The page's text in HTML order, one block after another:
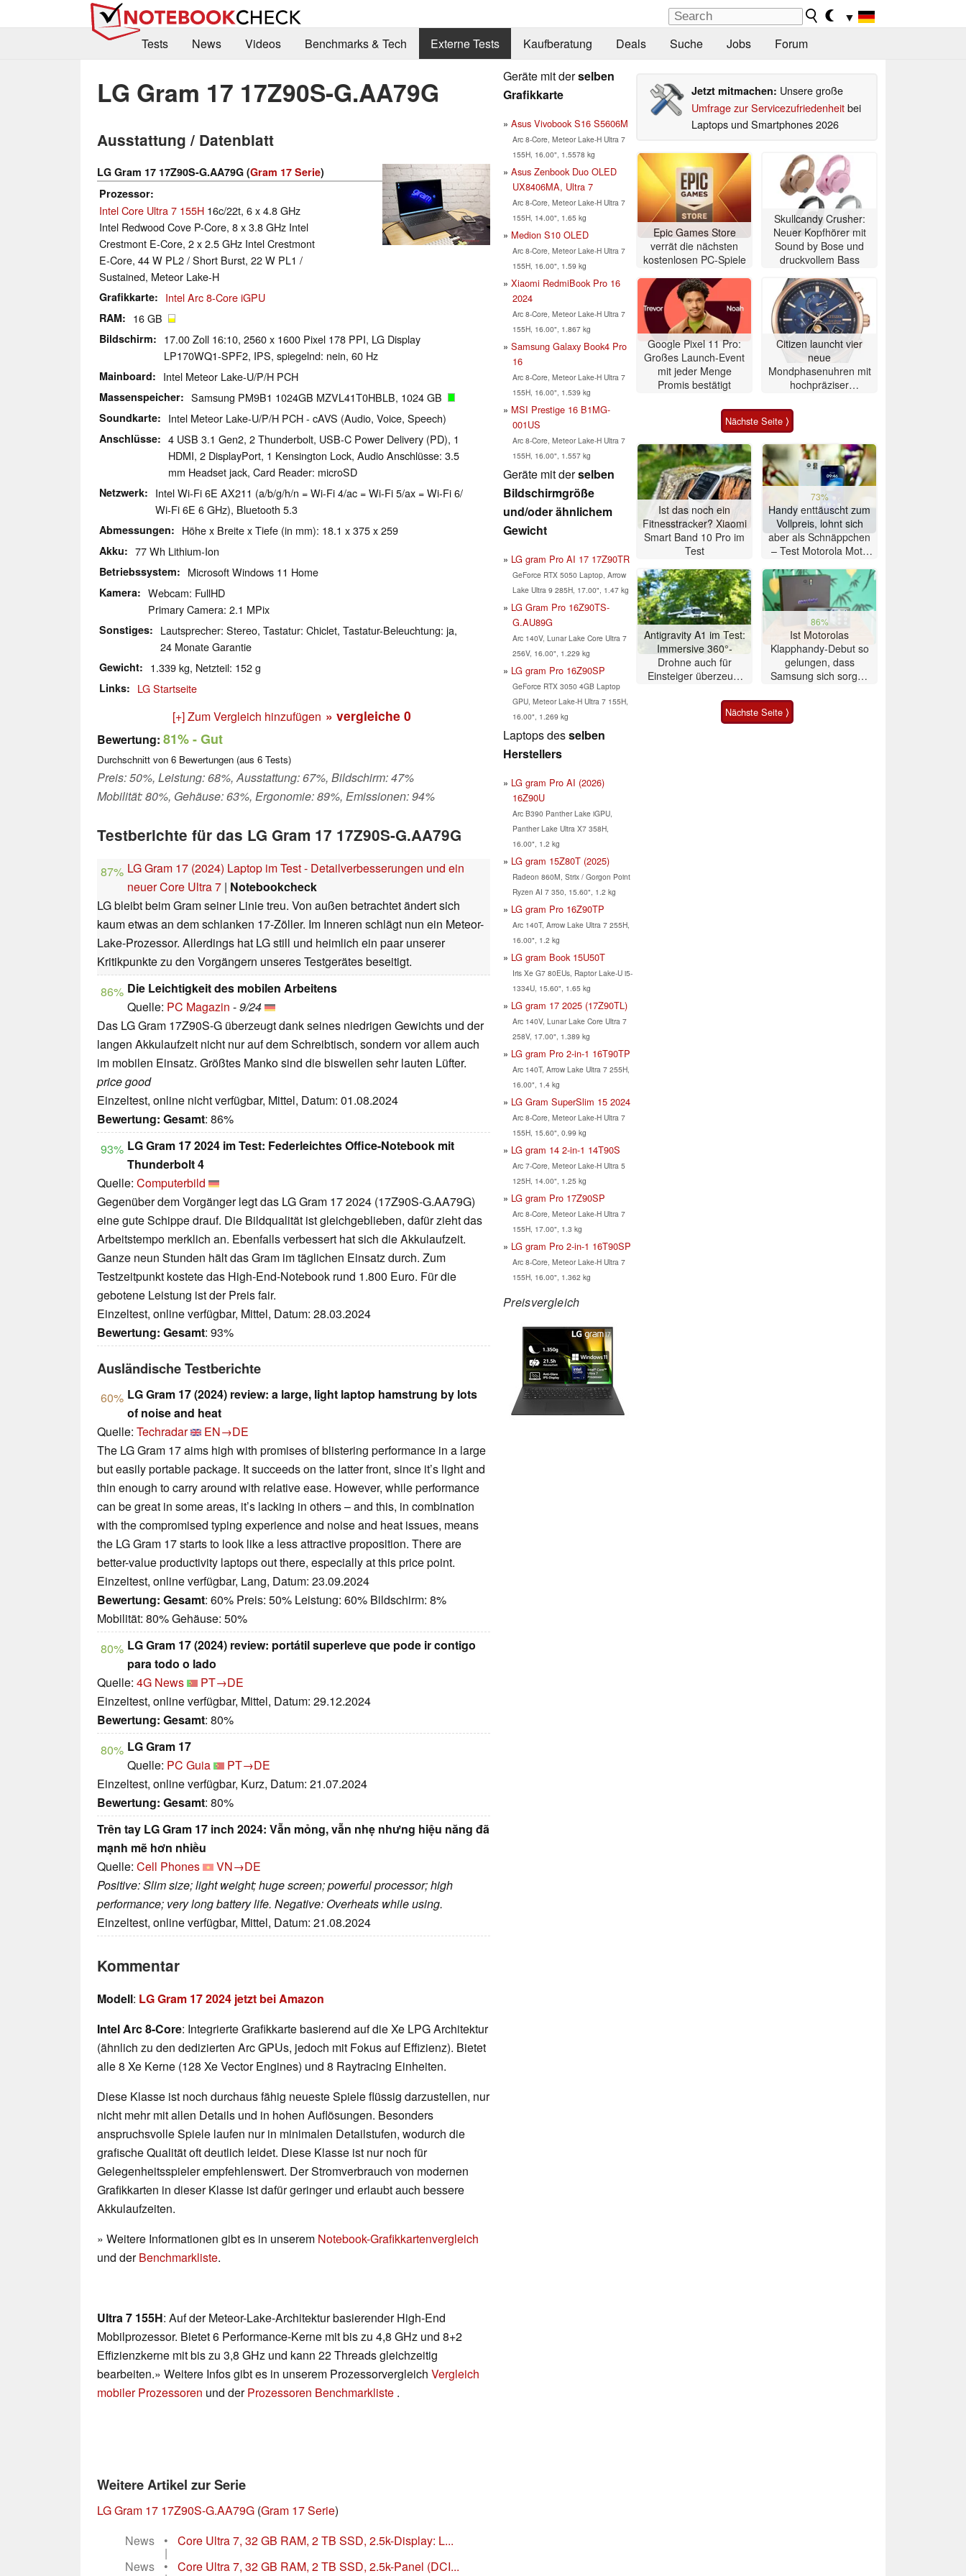
▼
Tests
News Videos Benchmarks & Tech Externe Tests Kaufberatung Deals Suche Jobs Forum
LG Gram 17 17Z90S-G.AA79G
Ausstattung / Datenblatt
LG Gram 17 17Z90S-G.AA79G (Gram 17 Serie)
Prozessor
Intel Core Ultra 7 155H 16c/22t, 6 x 4.8 GHz
Intel Redwood Cove P-Core, 8 x 3.8 GHz Intel
Crestmont E-Core, 2 x 2.5 GHz Intel Crestmont
E-Core, 44 W PL2 / Short Burst, 22 W PL1 /
Sustained, Meteor Lake-H
Grafikkarte Intel Arc 8-Core iGPU
RAM 16 GB
Bildschirm
17.00 Zoll 16:10, 2560 x 1600 Pixel 178 PPI, LG Display
LP170WQ1-SPF2, IPS, spiegelnd: nein, 60 Hz
Mainboard Intel Meteor Lake-U/P/H PCH
Massenspeicher Samsung PM9B1 1024GB MZVL41T0HBLB, 1024 GB
Soundkarte Intel Meteor Lake-U/P/H PCH - cAVS (Audio, Voice, Speech)
Anschlüsse
4 USB 3.1 Gen2, 2 Thunderbolt, USB-C Power Delivery (PD), 1
HDMI, 2 DisplayPort, 1 Kensington Lock, Audio Anschlüsse: 3.5
mm Headset jack, Card Reader: microSD
Netzwerk
Intel Wi-Fi 6E AX211 (a/b/g/h/n = Wi-Fi 4/ac = Wi-Fi 5/ax = Wi-Fi 6/
Wi-Fi 6E 6 GHz), Bluetooth 5.3
Abmessungen Höhe x Breite x Tiefe (in mm): 18.1 x 375 x 259
Akku 77 Wh Lithium-Ion
Betriebssystem Microsoft Windows 11 Home
Kamera
Webcam: FullHD
Primary Camera: 2.1 MPix
Sonstiges
Lautsprecher: Stereo, Tastatur: Chiclet, Tastatur-Beleuchtung: ja,
24 Monate Garantie
Gewicht 1.339 kg, Netzteil: 152 g
Links LG Startseite
[+] Zum Vergleich hinzufügen » vergleiche 0
Bewertung: 81%- Gut
Durchschnitt von 6 Bewertungen (aus 6 Tests)
Preis: 50%, Leistung: 68%, Ausstattung: 67%, Bildschirm: 47%
Mobilität: 80%, Gehäuse: 63%, Ergonomie: 89%, Emissionen: 94%
Testberichte für das LG Gram 17 17Z90S-G.AA79G
87% LG Gram 17 (2024) Laptop im Test - Detailverbesserungen und ein
neuer Core Ultra 7 | Notebookcheck
LG bleibt beim Gram seiner Linie treu. Von außen betrachtet ändert sich
kaum etwas an dem schlanken 17-Zöller. Im Inneren schlägt nun ein Meteor-
Lake-Prozessor. Allerdings hat LG still und heimlich ein paar unserer
Kritikpunkte zu den Vorgängern unseres Testgerätes beseitigt.
86% Die Leichtigkeit des mobilen Arbeitens
Quelle: PC Magazin -9/24
Das LG Gram 17Z90S-G überzeugt dank seines niedrigen Gewichts und der
langen Akkulaufzeit nicht nur auf dem Schreibtisch, sondern vor allem auch
im mobilen Einsatz. Größtes Manko sind die bisweilen sehr lauten Lüfter.
price good
Einzeltest, online nicht verfügbar, Mittel, Datum: 01.08.2024
Bewertung: Gesamt: 86%
93% LG Gram 17 2024 im Test: Federleichtes Office-Notebook mit
Thunderbolt 4
Quelle: Computerbild
Gegenüber dem Vorgänger legt das LG Gram 17 2024 (17Z90S-G.AA79G)
eine gute Schippe drauf. Die Bildqualität ist gleichgeblieben, dafür zieht das
Arbeitstempo merklich an. Ebenfalls verbessert hat sich die Akkulaufzeit.
Ganze neun Stunden hält das Gram im täglichen Einsatz durch. Zum
Testzeitpunkt kostete das High-End-Notebook rund 1.800 Euro. Für die
gebotene Leistung ist der Preis fair.
Einzeltest, online verfügbar, Mittel, Datum: 28.03.2024
Bewertung: Gesamt: 93%
Ausländische Testberichte
60% LG Gram 17 (2024) review: a large, light laptop hamstrung by lots
of noise and heat
Quelle: Techradar
EN→DE
The LG Gram 17 aims high with promises of blistering performance in a large
but easily portable package. It succeeds on the latter front, since it’s light and
thin enough to carry around with relative ease. However, while performance
can be great in some areas, it’s lacking in others – and this, in combination
with the compromised typing experience and noise and heat issues, means
the LG Gram 17 starts to look like a less attractive proposition. There are
better-value productivity laptops out there, especially at this price point.
Einzeltest, online verfügbar, Lang, Datum: 23.09.2024
Bewertung: Gesamt: 60% Preis: 50% Leistung: 60% Bildschirm: 8%
Mobilität: 80% Gehäuse: 50%
80% LG Gram 17 (2024) review: portátil superleve que pode ir contigo
para todo o lado
Quelle: 4G News
PT→DE
Einzeltest, online verfügbar, Mittel, Datum: 29.12.2024
Bewertung: Gesamt: 80%
80% LG Gram 17
Quelle: PC Guia
PT→DE
Einzeltest, online verfügbar, Kurz, Datum: 21.07.2024
Bewertung: Gesamt: 80%
Trên tay LG Gram 17 inch 2024: Vẫn mỏng, vẫn nhẹ nhưng hiệu năng đã
mạnh mẽ hơn nhiều
Quelle: Cell Phones
VN→DE
Positive: Slim size; light weight; huge screen; powerful processor; high
performance; very long battery life. Negative: Overheats while using.
Einzeltest, online verfügbar, Mittel, Datum: 21.08.2024
Kommentar
Modell: LG Gram 17 2024 jetzt bei Amazon
Intel Arc 8-Core: Integrierte Grafikkarte basierend auf die Xe LPG Architektur
(ähnlich zu den dedizierten Arc GPUs, jedoch mit Fokus auf Effizienz). Bietet
alle 8 Xe Kerne (128 Xe Vector Engines) und 8 Raytracing Einheiten.
Diese Klasse ist noch durchaus fähig neueste Spiele flüssig darzustellen, nur
nicht mehr mit allen Details und in hohen Auflösungen. Besonders
anspruchsvolle Spiele laufen nur in minimalen Detailstufen, wodurch die
grafische Qualität oft deutlich leidet. Diese Klasse ist nur noch für
Gelegenheitsspieler empfehlenswert. Der Stromverbrauch von modernen
Grafikkarten in dieser Klasse ist dafür geringer und erlaubt auch bessere
Akkulaufzeiten.
» Weitere Informationen gibt es in unserem Notebook-Grafikkartenvergleich
und derBenchmarkliste.
Ultra 7 155H: Auf der Meteor-Lake-Architektur basierender High-End
Mobilprozessor. Bietet 6 Performance-Kerne mit bis zu 4,8 GHz und 8+2
Effizienzkerne mit bis zu 3,8 GHz und kann 22 Threads gleichzeitig
bearbeiten.» Weitere Infos gibt es in unserem Prozessorvergleich Vergleich
mobiler Prozessoren und derProzessoren Benchmarkliste .
Weitere Artikel zur Serie
LG Gram 17 17Z90S-G.AA79G (Gram 17 Serie)
News
• Core Ultra 7, 32 GB RAM, 2 TB SSD, 2.5k-Display: L...
|
News
• Core Ultra 7, 32 GB RAM, 2 TB SSD, 2.5k-Panel (DCI...
Geräte mit derselben
Grafikkarte
Asus Vivobook S16 S5606M
Arc 8-Core, Meteor Lake-H Ultra 7
155H, 16.00", 1.5578 kg
Asus Zenbook Duo OLED
UX8406MA, Ultra 7
Arc 8-Core, Meteor Lake-H Ultra 7
155H, 14.00", 1.65 kg
Medion S10 OLED
Arc 8-Core, Meteor Lake-H Ultra 7
155H, 16.00", 1.59 kg
Xiaomi RedmiBook Pro 16
2024
Arc 8-Core, Meteor Lake-H Ultra 7
155H, 16.00", 1.867 kg
Samsung Galaxy Book4 Pro
16
Arc 8-Core, Meteor Lake-H Ultra 7
155H, 16.00", 1.539 kg
MSI Prestige 16 B1MG-
001US
Arc 8-Core, Meteor Lake-H Ultra 7
155H, 16.00", 1.557 kg
Geräte mit derselben
Bildschirmgröße
und/oder ähnlichem
Gewicht
LG gram Pro AI 17 17Z90TR
GeForce RTX 5050 Laptop, Arrow
Lake Ultra 9 285H, 17.00", 1.47 kg
LG Gram Pro 16Z90TS-
G.AU89G
Arc 140V, Lunar Lake Core Ultra 7
256V, 16.00", 1.229 kg
LG gram Pro 16Z90SP
GeForce RTX 3050 4GB Laptop
GPU, Meteor Lake-H Ultra 7 155H,
16.00", 1.269 kg
Laptops desselben
Herstellers
LG gram Pro AI (2026)
16Z90U
Arc B390 Panther Lake iGPU,
Panther Lake Ultra X7 358H,
16.00", 1.2 kg
LG gram 15Z80T (2025)
Radeon 860M, Strix / Gorgon Point
Ryzen AI 7 350, 15.60", 1.2 kg
LG gram Pro 16Z90TP
Arc 140T, Arrow Lake Ultra 7 255H,
16.00", 1.2 kg
LG gram Book 15U50T
Iris Xe G7 80EUs, Raptor Lake-U i5-
1334U, 15.60", 1.65 kg
LG gram 17 2025 (17Z90TL)
Arc 140V, Lunar Lake Core Ultra 7
258V, 17.00", 1.389 kg
LG gram Pro 2-in-1 16T90TP
Arc 140T, Arrow Lake Ultra 7 255H,
16.00", 1.4 kg
LG Gram SuperSlim 15 2024
Arc 8-Core, Meteor Lake-H Ultra 7
155H, 15.60", 0.99 kg
LG gram 14 2-in-1 14T90S
Arc 7-Core, Meteor Lake-H Ultra 5
125H, 14.00", 1.25 kg
LG gram Pro 17Z90SP
Arc 8-Core, Meteor Lake-H Ultra 7
155H, 17.00", 1.3 kg
LG gram Pro 2-in-1 16T90SP
Arc 8-Core, Meteor Lake-H Ultra 7
155H, 16.00", 1.362 kg
Preisvergleich
Jetzt mitmachen: Unsere große
Umfrage zur Servicezufriedenheitbei
Laptops und Smartphones 2026
Epic Games Store
verrät die nächsten
kostenlosen PC-Spiele
Skullcandy Crusher:
Neuer Kopfhörer mit
Sound by Bose und
druckvollem Bass
Google Pixel 11 Pro:
Großes Launch-Event
mit jeder Menge
Promis bestätigt
Citizen launcht vier
neue
Mondphasenuhren mit
hochpräziser
Nächste Seite ⟩
Ist das noch ein
Fitnesstracker? Xiaomi
Smart Band 10 Pro im
Test
73%
Handy enttäuscht zum
Vollpreis, lohnt sich
aber als Schnäppchen
– Test Motorola Moto
Antigravity A1 im Test:
Immersive 360°-
Drohne auch für
Einsteiger überzeugt
86%
Ist Motorolas
Klapphandy-Debut so
gelungen, dass
Samsung sich sorgen
Smartphone im Test
Nächste Seite ⟩